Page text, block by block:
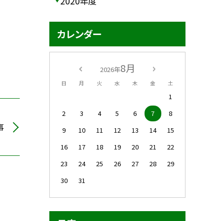
カレンダー
2026年8月
日 月 火 水 木 金 土
1
2
3 4 5 6 7
8
9
10 11 12 13 14
15
16
17 18 19 20 21
22
23
24 25 26 27 28
29
30
31